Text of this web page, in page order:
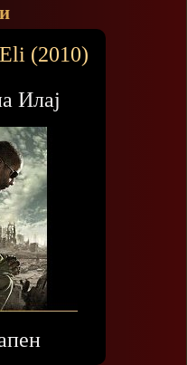
(2010)
Илај